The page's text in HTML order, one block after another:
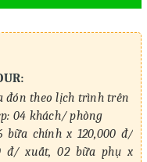
đón theo lịch trình trên
04 khách/ phòng
chính x 120,000 đ/
đ/ xuất, 02 bữa phụ x